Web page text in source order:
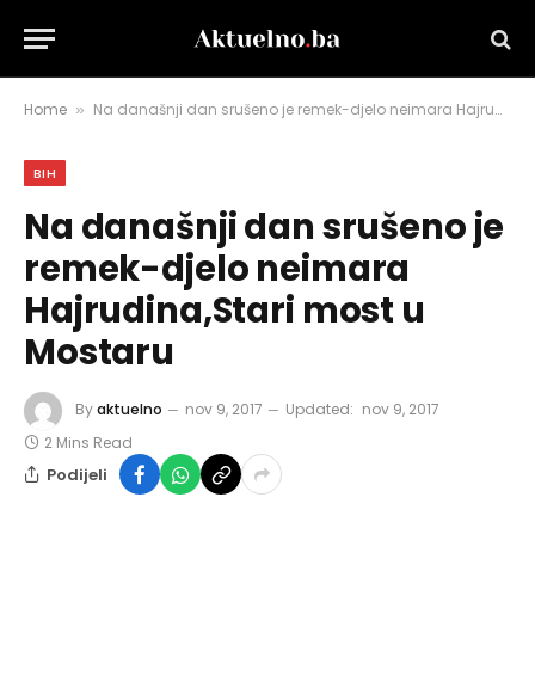
Home » Na današnji dan srušeno je remek-djelo neimara Hajrudina,Stari most u Mostaru
BIH
Na današnji dan srušeno je
remek-djelo neimara
Hajrudina,Stari most u
Mostaru
Byaktuelno nov 9, 2017 Updated: nov 9, 2017
2 Mins Read
Podijeli